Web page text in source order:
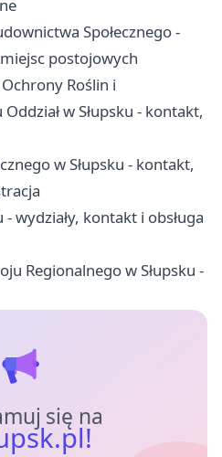
Społecznego -
postojowych
Roślin i
w Słupsku - kontakt,
w Słupsku - kontakt,
wydziały, kontakt i obsługa
Regionalnego w Słupsku -
się na